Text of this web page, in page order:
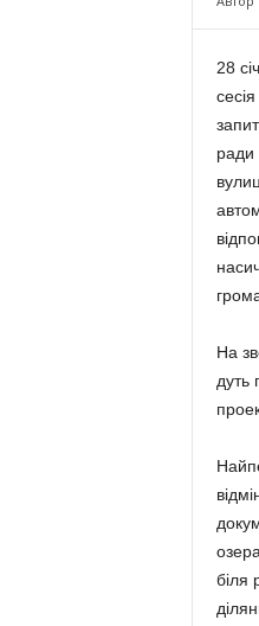
28
ради
На
дуть
біля